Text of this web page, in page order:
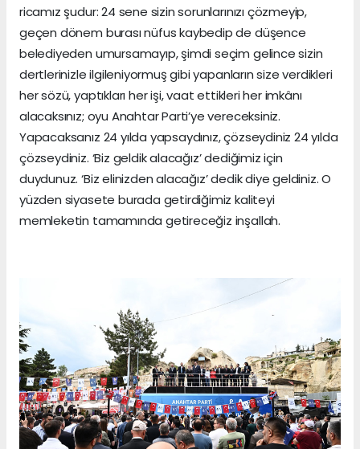
ricamız şudur: 24 sene sizin sorunlarınızı çözmeyip,
geçen dönem burası nüfus kaybedip de düşence
belediyeden umursamayıp, şimdi seçim gelince sizin
dertlerinizle ilgileniyormuş gibi yapanların size verdikleri
her sözü, yaptıkları her işi, vaat ettikleri her imkânı
alacaksınız; oyu Anahtar Parti’ye vereceksiniz.
Yapacaksanız 24 yılda yapsaydınız, çözseydiniz 24 yılda
çözseydiniz. ‘Biz geldik alacağız’ dediğimiz için
duydunuz. ‘Biz elinizden alacağız’ dedik diye geldiniz. O
yüzden siyasete burada getirdiğimiz kaliteyi
memleketin tamamında getireceğiz inşallah.